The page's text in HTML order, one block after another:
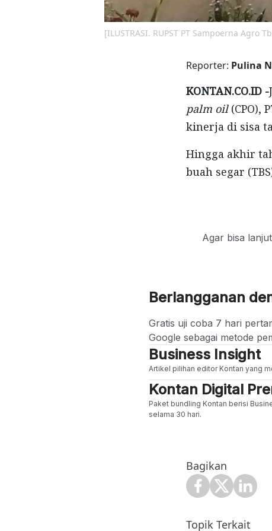
[ILUSTRASI. RUPST PT Sampoerna Agro
Reporter: Pulina
KONTAN.CO.ID -
palm oil (CPO),
kinerja di sisa
Hingga akhir
buah segar
Agar bisa
Berlangganan
Gratis uji coba 7 hari
Google sebagai metode
Business Insight
Artikel pilihan editor Kontan yang
Kontan Digital
Paket bundling Kontan berisi
selama 30 hari.
Bagikan
Topik Terkait